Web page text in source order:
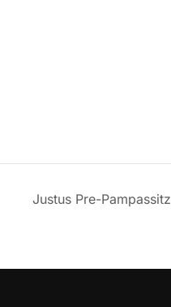
Justus Pre-Pampassitz